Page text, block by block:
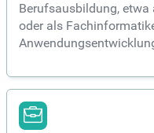
Berufsausbildung,
oder als